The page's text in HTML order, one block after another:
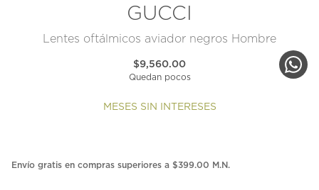
GUCCI
Lentes oftálmicos aviador negros Hombre
$9,560.00
Quedan pocos
MESES SIN INTERESES
Envío gratis en compras superiores a $399.00 M.N.